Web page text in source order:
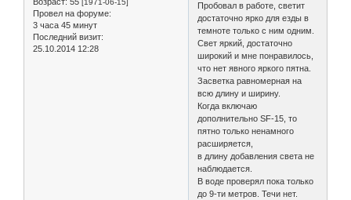
[1971-06-15]
Провел на форуме:
3 часа 45 минут
Последний визит:
25.10.2014 12:28
Пробовал в работе, светит
достаточно ярко для езды в
темноте только с ним одним.
Свет яркий, достаточно
широкий и мне понравилось,
что нет явного яркого пятна.
Засветка равномерная на
всю длину и ширину.
Когда включаю
дополнительно SF-15, то
пятно только ненамного
расширяется,
в длину добавления света не
наблюдается.
В воде проверял пока только
до 9-ти метров. Течи нет.